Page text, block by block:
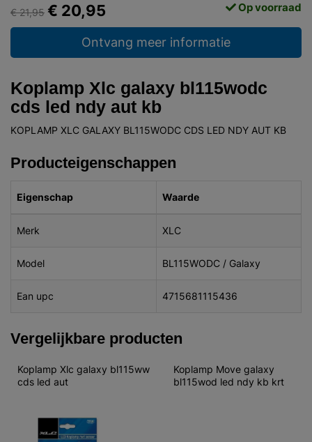
€ 21,95 € 20,95 Op voorraad
Ontvang meer informatie
Koplamp Xlc galaxy bl115wodc
cds led ndy aut kb
KOPLAMP XLC GALAXY BL115WODC CDS LED NDY AUT KB
Producteigenschappen
Eigenschap Waarde
Merk XLC
Model BL115WODC / Galaxy
Ean upc 4715681115436
Vergelijkbare producten
Koplamp Xlc galaxy bl115ww
cds led aut
Koplamp Move galaxy
bl115wod led ndy kb krt